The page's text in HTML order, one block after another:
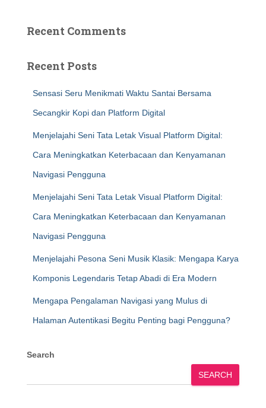
Recent Comments
Recent Posts
Sensasi Seru Menikmati Waktu Santai Bersama
Secangkir Kopi dan Platform Digital
Menjelajahi Seni Tata Letak Visual Platform Digital:
Cara Meningkatkan Keterbacaan dan Kenyamanan
Navigasi Pengguna
Menjelajahi Seni Tata Letak Visual Platform Digital:
Cara Meningkatkan Keterbacaan dan Kenyamanan
Navigasi Pengguna
Menjelajahi Pesona Seni Musik Klasik: Mengapa Karya
Komponis Legendaris Tetap Abadi di Era Modern
Mengapa Pengalaman Navigasi yang Mulus di
Halaman Autentikasi Begitu Penting bagi Pengguna?
Search
SEARCH